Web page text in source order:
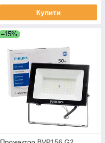
Купити
–15%